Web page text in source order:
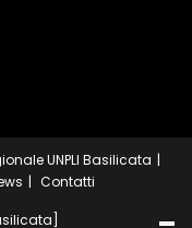
UNPLI Basilicata
Contatti